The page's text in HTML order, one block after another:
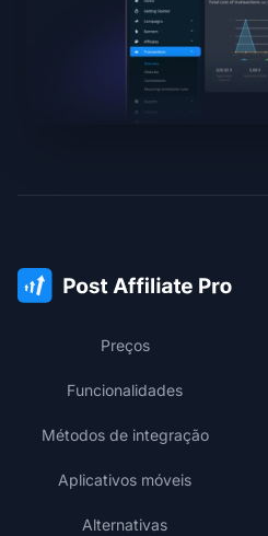
Preços
Funcionalidades
Métodos de integração
Aplicativos móveis
Alternativas